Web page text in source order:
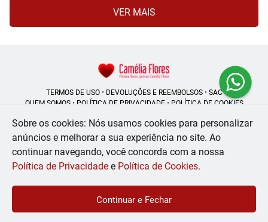
VER MAIS
TERMOS DE USO• DEVOLUÇÕES E REEMBOLSOS• SAC
QUEM SOMOS• POLÍTICA DE PRIVACIDADE• POLÍTICA DE COOKIES
Camélia Flores | CNPJ: 08.250.956/0001-53
Rua do Rosário - 164, Centro - Rio de Janeiro - RJ - 20041-002
© 2024-2026 - Todos os direitos reservados - Desenvolvido por
Sobre os cookies: Nós usamos cookies para personalizar
anúncios e melhorar a sua experiência no site. Ao
continuar navegando, você concorda com a nossa
Política de Privacidade e Política de Cookies.
Continuar e Fechar